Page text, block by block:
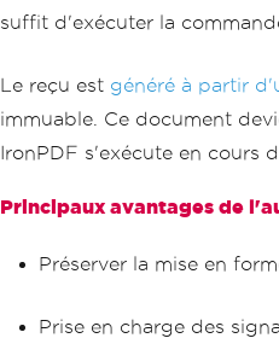
suffit d'exécuter la
Le reçu est généré à partir
immuable. Ce document
IronPDF s'exécute en cours
Principaux avantages de
Préserver la mise en
Prise en charge des